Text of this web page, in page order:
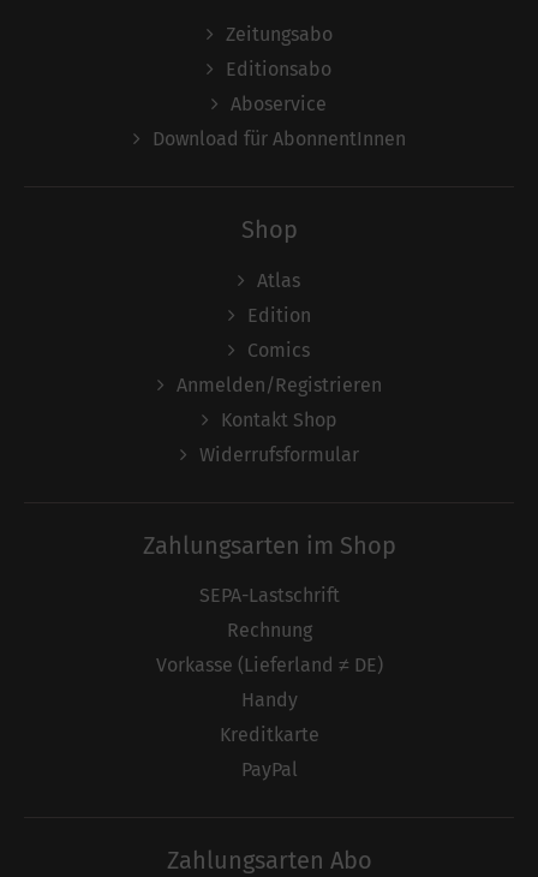
Zeitungsabo
Editionsabo
Aboservice
Download für AbonnentInnen
Shop
Atlas
Edition
Comics
Anmelden/Registrieren
Kontakt Shop
Widerrufsformular
Zahlungsarten im Shop
SEPA-Lastschrift
Rechnung
Vorkasse (Lieferland ≠ DE)
Handy
Kreditkarte
PayPal
Zahlungsarten Abo